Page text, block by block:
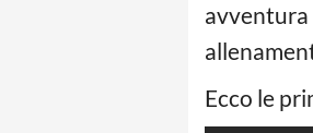
Ecco le